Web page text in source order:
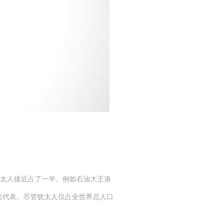
人接近占了一半。例如石油大王洛
表。尽管犹太人仅占全世界总人口